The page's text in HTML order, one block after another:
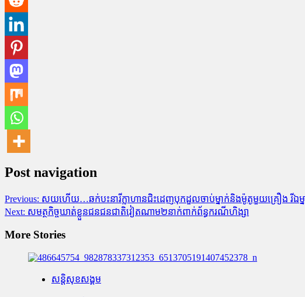
Post navigation
Previous: សយហើយ…ឆក់បះនារីក្លាហានជិះដេញបុកដួលចាប់ម្នាក់និងម៉ូតូមួយគ្រឿង រីឯម្
Next: សមត្ថកិច្ចឃាត់ខ្លួនជនជនជាតិវៀតណាម២នាក់ពាក់ព័ន្ធករណីហិង្សា
More Stories
សន្តិសុខសង្គម